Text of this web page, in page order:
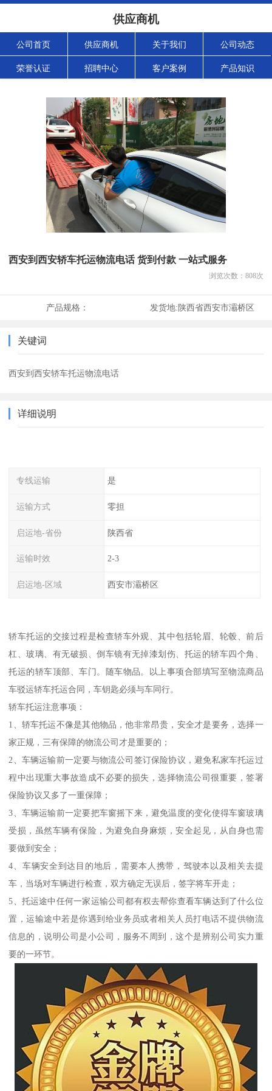
供应商机
公司首页 供应商机 关于我们 公司动态
荣誉认证 招聘中心 客户案例 产品知识
西安到西安轿车托运物流电话 货到付款 一站式服务
浏览次数： 808次
产品规格： 发货地:陕西省西安市灞桥区
关键词
西安到西安轿车托运物流电话
详细说明
专线运输 是
运输方式 零担
启运地-省份 陕西省
运输时效 2-3
启运地-区域 西安市灞桥区
轿车托运的交接过程是检查轿车外观、其中包括轮眉、轮毂、前后
杠、玻璃、有无破损、倒车镜有无掉漆划伤、托运的轿车四个角、
托运的轿车顶部、车门。随车物品。以上事项合部填写至物流商品
车驳运轿车托运合同，车钥匙必须与车同行。
轿车托运注意事项：
1、轿车托运不像是其他物品，他非常昂贵，安全才是要务，选择一
家正规，三有保障的物流公司才是重要的；
2、车辆运输前一定要与物流公司签订保险协议，避免私家车托运过
程中出现重大事故造成不必要的损失，选择物流公司很重要，签署
保险协议又多了一重保障；
3、车辆运输前一定要把车窗摇下来，避免温度的变化使得车窗玻璃
受损，虽然车辆有保险，为避免自身麻烦，安全起见，从自身也需
要做到安全；
4、车辆安全到达目的地后，需要本人携带，驾驶本以及相关去提
车，当场对车辆进行检查，双方确定无误后，签字将车开走；
5、托运途中任何一家运输公司都有权去帮你查看车辆达到了什么位
置，运输途中若是你遇到给业务员或者相关人员打电话不提供物流
信息的，说明公司是小公司，服务不周到，这个是辨别公司实力重
要的一环节。